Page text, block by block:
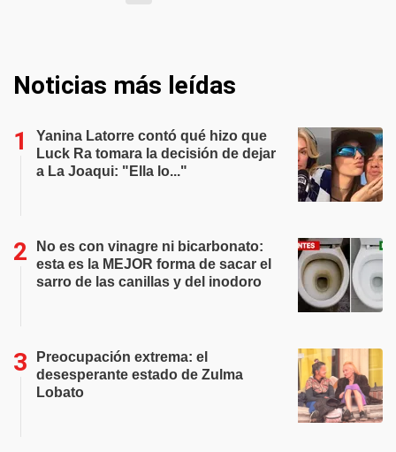
Noticias más leídas
Yanina Latorre contó qué hizo que
Luck Ra tomara la decisión de dejar
a La Joaqui: "Ella lo..."
No es con vinagre ni bicarbonato:
esta es la MEJOR forma de sacar el
sarro de las canillas y del inodoro
Preocupación extrema: el
desesperante estado de Zulma
Lobato